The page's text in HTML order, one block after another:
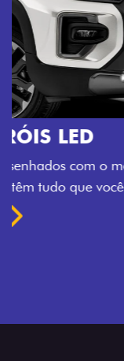
O
PORTAS
Todo mundo
que conta com